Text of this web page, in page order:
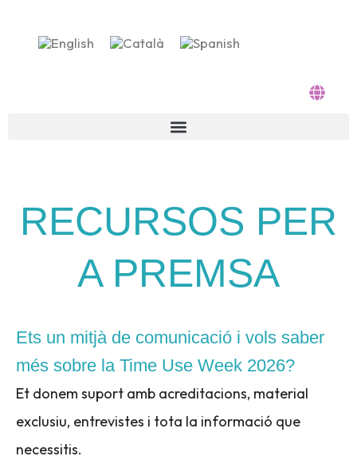
contingut
RECURSOS PER
A PREMSA
Ets un mitjà de comunicació i vols saber
més sobre la Time Use Week 2026?
Et donem suport amb acreditacions, material
exclusiu, entrevistes i tota la informació que
necessitis.